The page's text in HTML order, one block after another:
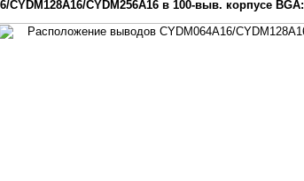
CYDM256A16 в 100-выв. корпусе BGA: